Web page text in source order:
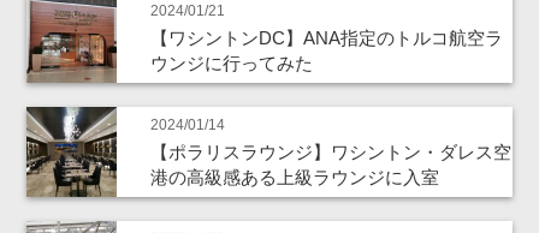
2024/01/21
【ワシントンDC】ANA指定のトルコ航空ラ
ウンジに行ってみた
2024/01/14
【ポラリスラウンジ】ワシントン・ダレス空
港の高級感ある上級ラウンジに入室